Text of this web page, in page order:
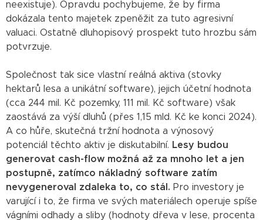
neexistuje). Opravdu pochybujeme, že by firma
dokázala tento majetek zpeněžit za tuto agresivní
valuaci. Ostatně dluhopisový prospekt tuto hrozbu sám
potvrzuje.
Společnost tak sice vlastní reálná aktiva (stovky
hektarů lesa a unikátní software), jejich účetní hodnota
(cca 244 mil. Kč pozemky, 111 mil. Kč software) však
zaostává za výší dluhů (přes 1,15 mld. Kč ke konci 2024).
A co hůře, skutečná tržní hodnota a výnosový
potenciál těchto aktiv je diskutabilní. Lesy budou
generovat cash-flow možná až za mnoho let a jen
postupně, zatímco nákladný software zatím
nevygeneroval zdaleka to, co stál. Pro investory je
varující i to, že firma ve svých materiálech operuje spíše
vágními odhady a sliby (hodnoty dřeva v lese, procenta